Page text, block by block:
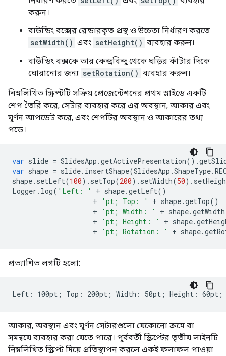
করুন।
বাউন্ডিং বক্সের রেন্ডারকৃত প্রস্থ ও উচ্চতা নির্ধারণ করতে
setWidth() এবং setHeight() ব্যবহার করুন।
বাউন্ডিং বক্সকে তার কেন্দ্রবিন্দু থেকে ঘড়ির কাঁটার দিকে
ঘোরানোর জন্য setRotation() ব্যবহার করুন।
নিম্নলিখিত স্ক্রিপ্টটি সক্রিয় প্রেজেন্টেশনের প্রথম স্লাইডে একটি
শেপ তৈরি করে, সেটার ব্যবহার করে এর অবস্থান, আকার এবং
ঘূর্ণন আপডেট করে, এবং শেপটির অবস্থান ও আকারের তথ্য
পড়ে।
var slide = SlidesApp .getActivePresentation().
var shape = slide. insertShape(SlidesApp .ShapeType.
shape. setLeft(100). setTop(200). setWidth(50).
Logger . log( 'Left: ' + shape.getLeft()
+
'pt; Top: ' + shape.getTop()
+
'pt; Width: ' + shape.getWidth
+
'pt; Height: ' + shape.
+
'pt; Rotation: ' + shape.
প্রত্যাশিত লগটি হলো:
আকার, অবস্থান এবং ঘূর্ণন সেটারগুলো যেকোনো ক্রমে বা
সমন্বয়ে ব্যবহার করা যেতে পারে। পূর্ববর্তী স্ক্রিপ্টের তৃতীয় লাইনটি
নিম্নলিখিত স্ক্রিপ্ট দিয়ে প্রতিস্থাপন করলে একই ফলাফল পাওয়া